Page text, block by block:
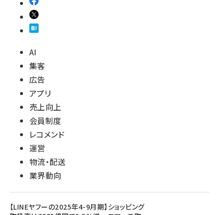
AI
集客
広告
アプリ
売上向上
会員制度
レコメンド
運営
物流・配送
業界動向
【LINEヤフーの2025年4-9月期】ショッピング